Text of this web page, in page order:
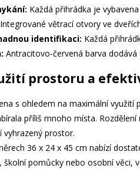
Každá přihrádka je
Integrované větrací otvory ve
identifikaci: Každá
Antracitovo-červená barva
prostoru a
s ohledem na maximální
příliš mnoho místa.
vyhrazený prostor.
36 x 24 x 45 cm nabízí
pomůcky nebo osobní věci,